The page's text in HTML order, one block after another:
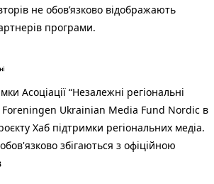
не обов’язково відображають
програми.
Асоціації “Незалежні регіональні
Foreningen Ukrainian Media Fund Nordic в
Хаб підтримки регіональних медіа.
збігаються з офіційною